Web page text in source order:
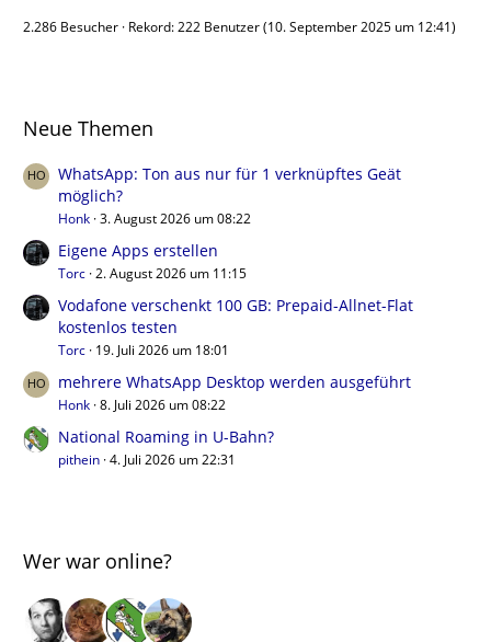
2.286 Besucher Rekord: 222 Benutzer (10. September 2025 um 12:41)
Neue Themen
WhatsApp: Ton aus nur für 1 verknüpftes Geät
möglich?
Honk 3. August 2026 um 08:22
Eigene Apps erstellen
Torc 2. August 2026 um 11:15
Vodafone verschenkt 100 GB: Prepaid-Allnet-Flat
kostenlos testen
Torc 19. Juli 2026 um 18:01
mehrere WhatsApp Desktop werden ausgeführt
Honk 8. Juli 2026 um 08:22
National Roaming in U-Bahn?
pithein 4. Juli 2026 um 22:31
Wer war online?